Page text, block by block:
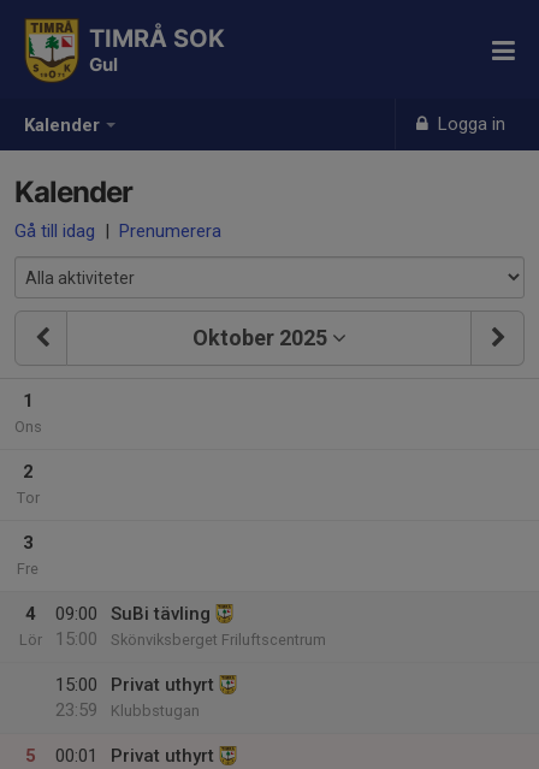
Kalender Logga in
TIMRÅ SOK
Gul
Kalender
Gå till idag | Prenumerera
Oktober 2025
1
Ons
2
Tor
3
Fre
4
Lör
09:00
15:00
SuBi tävling
Skönviksberget Friluftscentrum
15:00
23:59
Privat uthyrt
Klubbstugan
5
00:01
Privat uthyrt